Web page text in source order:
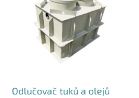
Odlučovač tuků a olejů